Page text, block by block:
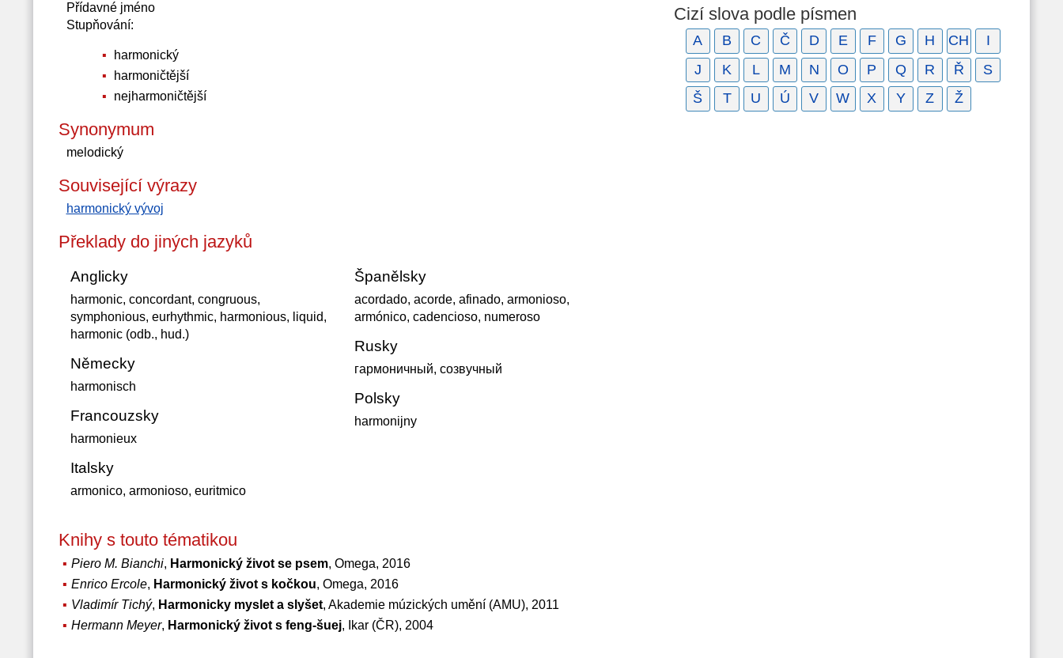
Přídavné jméno
Stupňování:
harmonický
harmoničtější
nejharmoničtější
Synonymum
melodický
Související výrazy
harmonický vývoj
Překlady do jiných jazyků
Anglicky
harmonic, concordant, congruous,
symphonious, eurhythmic, harmonious, liquid,
harmonic (odb., hud.)
Německy
harmonisch
Francouzsky
harmonieux
Italsky
armonico, armonioso, euritmico
Španělsky
acordado, acorde, afinado, armonioso,
armónico, cadencioso, numeroso
Rusky
гармоничный, созвучный
Polsky
harmonijny
Knihy s touto tématikou
Piero M. Bianchi, Harmonický život se psem, Omega, 2016
Enrico Ercole, Harmonický život s kočkou, Omega, 2016
Vladimír Tichý, Harmonicky myslet a slyšet, Akademie múzických umění (AMU), 2011
Hermann Meyer, Harmonický život s feng-šuej, Ikar (ČR), 2004
Cizí slova podle písmen
A B C Č D E F G H CH
I
J
K L M N O P Q R Ř
S
Š
T U Ú V W X Y Z Ž